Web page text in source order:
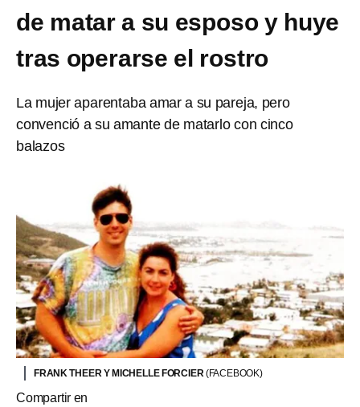
de matar a su esposo y huye
tras operarse el rostro
La mujer aparentaba amar a su pareja, pero
convenció a su amante de matarlo con cinco
balazos
FRANK THEER Y MICHELLE FORCIER(FACEBOOK)
Compartir en